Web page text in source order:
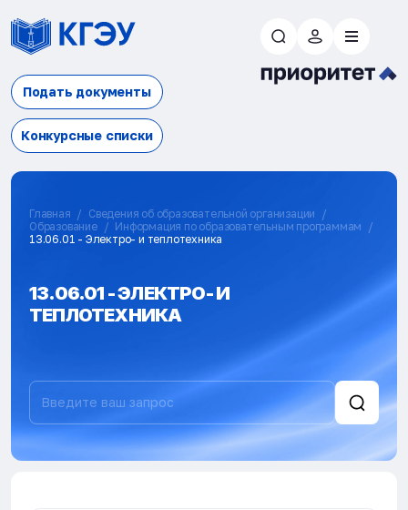
Подать документы
Конкурсные списки
Главная
Сведения об образовательной организации
Образование
Информация по образовательным программам
13.06.01 - Электро- и теплотехника
13.06.01 - ЭЛЕКТРО- И
ТЕПЛОТЕХНИКА